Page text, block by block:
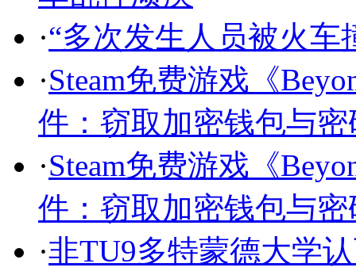
·“多次发生人员被火车
·Steam免费游戏《
件：窃取加密钱包与密
·Steam免费游戏《
件：窃取加密钱包与密
·非TU9多特蒙德大学